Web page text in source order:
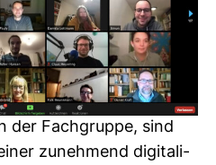
der Fach­gruppe, sind
zuneh­mend digi­ta­li­